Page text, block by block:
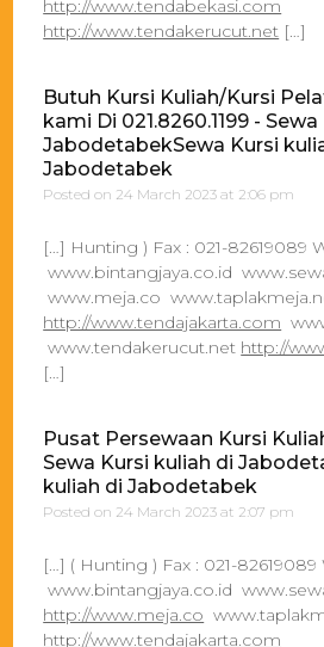
http://www.tendabekasi.com
http://www.tendakerucut.net […]
Butuh Kursi Kuliah/Kursi
kami Di 021.8260.1199 -
JabodetabekSewa Kursi
Jabodetabek
Posted on 24 March 2023 at 2:06 pm
[…] Hunting ) Fax : 021-82619089
www.bintangjaya.co.id
www.meja.co
http://www.tendajakarta.com
www.tendakerucut.net http://
[…]
Pusat Persewaan Kursi
Sewa Kursi kuliah di
kuliah di Jabodetabek
Posted on 24 March 2023 at 2:07 pm
[…] ( Hunting ) Fax : 021-
www.bintangjaya.co.id
http://www.meja.co
http://www.tendajakarta.com